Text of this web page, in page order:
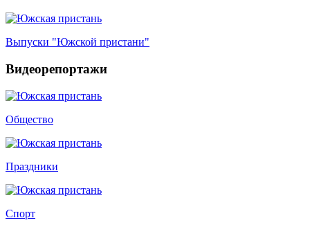
Выпуски "Южской пристани"
Видеорепортажи
Общество
Праздники
Спорт